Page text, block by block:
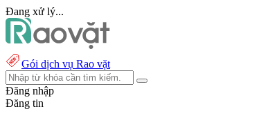
Đang xử lý...
Gói dịch vụ Rao vặt
Đăng nhập
Đăng tin